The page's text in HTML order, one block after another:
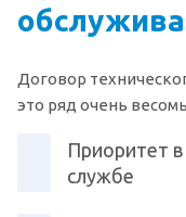
Договор
это ряд очень
Приоритет
службе